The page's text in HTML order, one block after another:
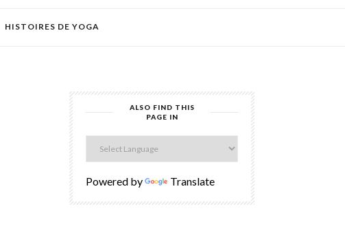
HISTOIRES DE YOGA
ALSO FIND THIS
PAGE IN
Powered by Translate